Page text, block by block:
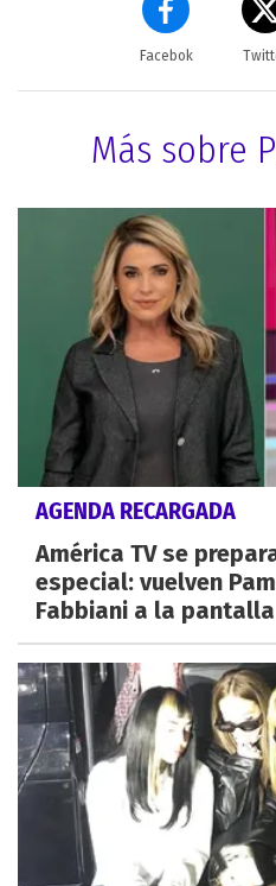
Facebok
Más sobre
AGENDA RECARGADA
América TV se
especial: vuelven
Fabbiani a la pantalla